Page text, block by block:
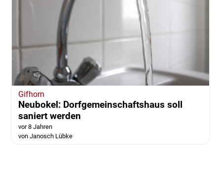
Gifhorn
Neubokel: Dorfgemeinschaftshaus soll
saniert werden
vor 8 Jahren
von Janosch Lübke